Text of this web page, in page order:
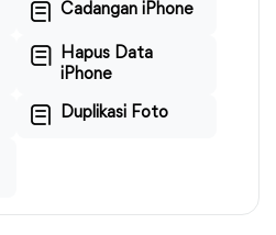
Cadangan iPhone
Hapus Data
iPhone
Duplikasi Foto